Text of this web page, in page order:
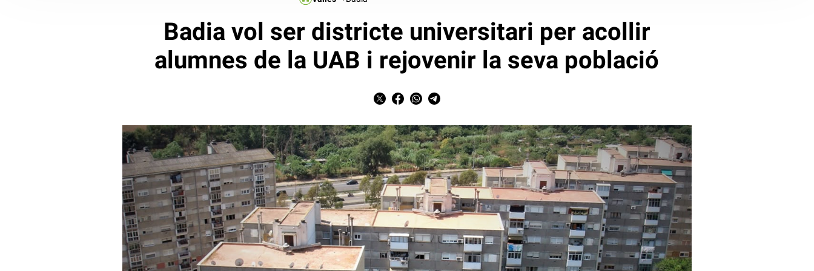
Badia vol ser districte universitari per acollir
alumnes de la UAB i rejovenir la seva població